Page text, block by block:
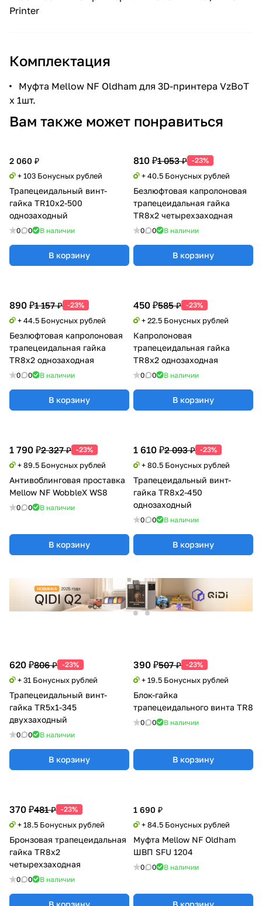
Printer
Комплектация
Муфта Mellow NF Oldham для 3D-принтера VzBoT
x 1шт.
Вам также может понравиться
2 060 ₽
+ 103 Бонусных рублей
Трапецеидальный винт-
гайка TR10x2-500
однозаходный
0 0 В наличии
В корзину
810 ₽1 053 ₽ -23%
+ 40.5 Бонусных рублей
Безлюфтовая капролоновая
трапецеидальная гайка
TR8x2 четырехзаходная
0 0 В наличии
В корзину
450 ₽585 ₽ -23%
+ 22.5 Бонусных рублей
Капролоновая
трапецеидальная гайка
TR8x2 однозаходная
0 0 В наличии
В корзину
1 790 ₽2 327 ₽ -23%
+ 89.5 Бонусных рублей
Антивоблинговая проставка
Mellow NF WobbleX WS8
0 0 В наличии
В корзину
1 610 ₽2 093 ₽ -23%
+ 80.5 Бонусных рублей
Трапецеидальный винт-
гайка TR8x2-450
однозаходный
0 0 В наличии
В корзину
620 ₽806 ₽ -23%
+ 31 Бонусных рублей
Трапецеидальный винт-
гайка TR5x1-345
двухзаходный
0 0 В наличии
В корзину
390 ₽507 ₽ -23%
+ 19.5 Бонусных рублей
Блок-гайка
трапецеидального винта TR8
0 0 В наличии
В корзину
890 ₽1 157 ₽ -23%
+ 44.5 Бонусных рублей
Безлюфтовая капролоновая
трапецеидальная гайка
TR8x2 однозаходная
0 0 В наличии
В корзину
370 ₽481 ₽ -23%
+ 18.5 Бонусных рублей
Бронзовая трапецеидальная
гайка TR8x2
четырехзаходная
0 0 В наличии
В корзину
1 690 ₽
+ 84.5 Бонусных рублей
Муфта Mellow NF Oldham
ШВП SFU 1204
0 0 В наличии
В корзину